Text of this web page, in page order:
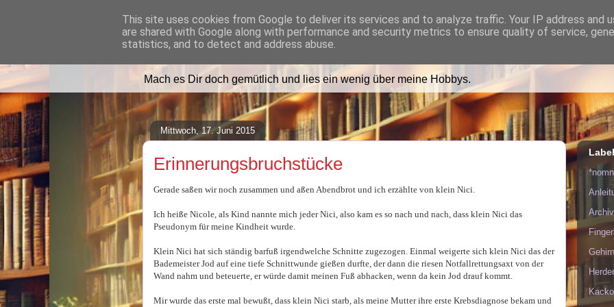
Lilafusselfee lädt Dich in ihr Wohnzimmer
Mach es Dir doch gemütlich und lies ein wenig über meine Hobbys.
Mittwoch, 17. Juni 2015
Erinnerungsbruchstücke
Gerade saßen wir noch zusammen und aßen Abendbrot und ich erzählte von klein Nici.
Ich heiße Nicole, als Kind nannte mich jeder Nici, also kam es so nach und nach, dass klein Nici das
Pseudonym für meine Kindheit wurde.
Klein Nici hat sich ständig barfuß irgendwelche Schnitte zugezogen. Einmal weigerte sich klein Nici das der
Bademeister Jod auf eine tiefe Schnittwunde gießen durfte, der dann die riesen Notfallrettungsaxt von der
Wand nahm und beteuerte, er würde damit meinen Fuß abhacken, wenn da kein Jod drauf kommt.
Mir wurde das erste mal bewußt, dass klein Nici starb, als meine Mutter ihre erste Krebsdiagnose bekam und
Archiv
This site uses cookies from Google to deliver its services and to analyze traffic. Your IP address and
are shared with Google along with performance and security metrics to ensure quality of service,
statistics, and to detect and address abuse.